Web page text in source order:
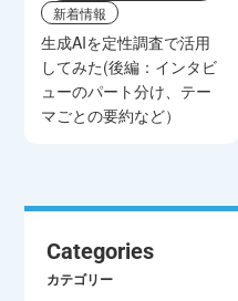
新着情報
生成AIを定性調査で活用
してみた(後編：インタビ
ューのパート分け、テー
マごとの要約など）
Categories
カテゴリー